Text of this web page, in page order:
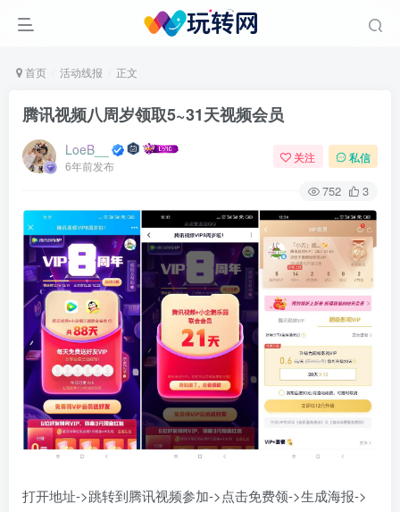
首页 活动线报 正文
腾讯视频八周岁领取5~31天视频会员
LoeB__
6年前发布
关注 私信
752 3
打开地址->跳转到腾讯视频参加->点击免费领->生成海报->